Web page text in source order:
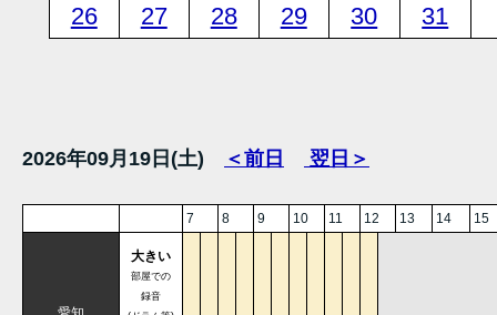
26
27 28 29 30 31
2026年09月19日(土) ＜前日 翌日＞
7 8 9 10 11 12 13 14 15
大きい
部屋での
録音